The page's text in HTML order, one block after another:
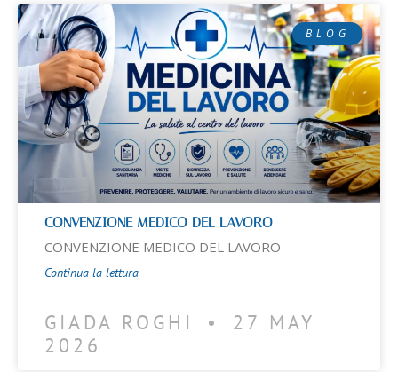
BLOG
CONVENZIONE MEDICO DEL LAVORO
CONVENZIONE MEDICO DEL LAVORO
Continua la lettura
GIADA ROGHI
27 MAY
2026